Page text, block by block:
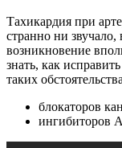
Тахикардия при
странно ни звучало,
возникновение
знать, как
таких
блокаторов
ингибиторов